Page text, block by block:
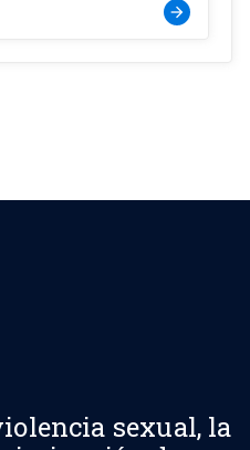
arrow_forward
sexual, la